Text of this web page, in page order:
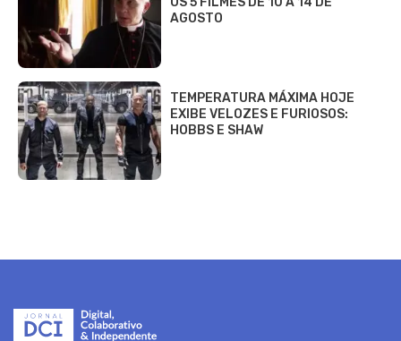
AGOSTO
TEMPERATURA MÁXIMA HOJE
EXIBE VELOZES E FURIOSOS:
HOBBS E SHAW